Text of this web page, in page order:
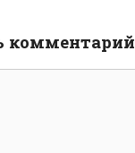
комментарий